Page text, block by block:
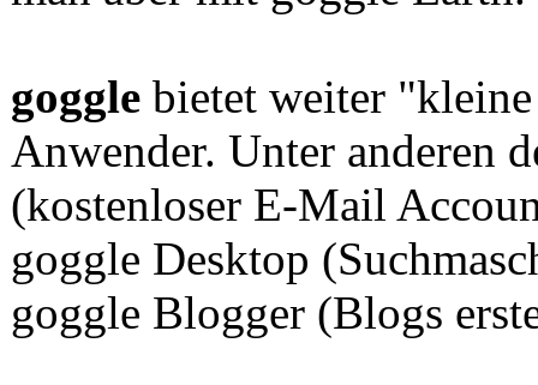
gogglebietet weiter "kleine
Anwender. Unter anderen
(kostenloser E-Mail
goggle Desktop
goggle Blogger (Blogs